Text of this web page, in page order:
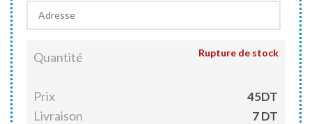
Quantité Rupture de stock
Prix 45DT
Livraison 7 DT